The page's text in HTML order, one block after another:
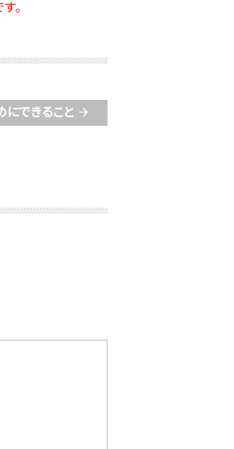
。
できること arrow_forward